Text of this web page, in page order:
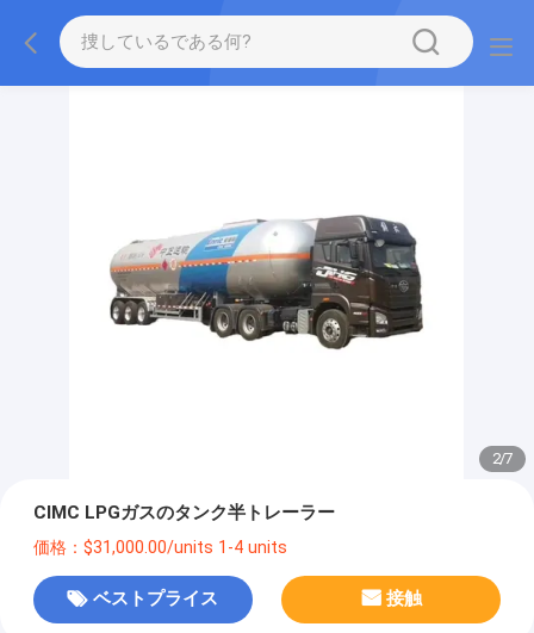
2/7
CIMC LPGガスのタンク半トレーラー
価格：$31,000.00/units 1-4 units
ベストプライス 接触